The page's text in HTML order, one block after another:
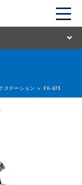
ステーション > FX-973